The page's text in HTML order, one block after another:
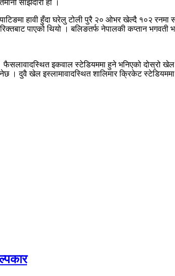
साझेदारी हो ।
हावी हुँदा घरेलु टोली पुरै २० ओभर खेल्दै १०२
पाएको थियो । बलिङतर्फ नेपालकी कप्तान भगवती
इकवाल स्टेडियममा हुने भनिएको दोस्रो खेल
। दुवै खेल इस्लामावादस्थित शालिमार क्रिकेट